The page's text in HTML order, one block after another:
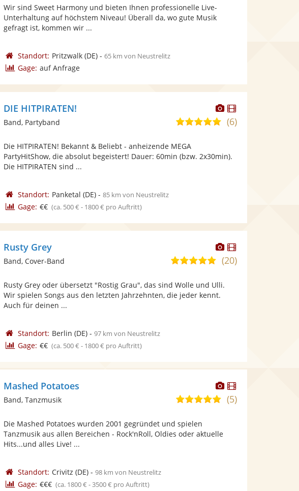
5
Sternen
Wir sind Sweet Harmony und bieten Ihnen professionelle Live-
Unterhaltung auf höchstem Niveau! Überall da, wo gute Musik
gefragt ist, kommen wir ...
Standort: Pritzwalk(DE)- 65 km von Neustrelitz
Gage: auf Anfrage
Dieser
Künstler
stellt
bereit.
Dieser
Künstler
DIE HITPIRATEN!
4,9
Sternen
(6)
Band, Partyband
Die HITPIRATEN! Bekannt & Beliebt - anheizende MEGA
PartyHitShow, die absolut begeistert! Dauer: 60min (bzw. 2x30min).
Die HITPIRATEN sind ...
Standort: Panketal (DE)- 85 km von Neustrelitz
Gage: €€ (ca. 500 € - 1800 € pro Auftritt)
Dieser
Künstler
stellt
Dieser
Künstler
Rusty Grey
5,0
5
Sternen
(20)
Band, Cover-Band
Rusty Grey oder übersetzt "Rostig Grau", das sind Wolle und Ulli.
Wir spielen Songs aus den letzten Jahrzehnten, die jeder kennt.
Auch für deinen ...
Standort: Berlin (DE)- 97 km von Neustrelitz
Gage: €€ (ca. 500 € - 1800 € pro Auftritt)
Dieser
Künstler
stellt
Dieser
Künstler
Mashed Potatoes
5,0
Sternen
(5)
Band, Tanzmusik
Die Mashed Potatoes wurden 2001 gegründet und spielen
Tanzmusik aus allen Bereichen - Rock'nRoll, Oldies oder aktuelle
Hits...und alles Live! ...
Standort: Crivitz (DE)- 98 km von Neustrelitz
Gage: €€€ (ca. 1800 € - 3500 € pro Auftritt)